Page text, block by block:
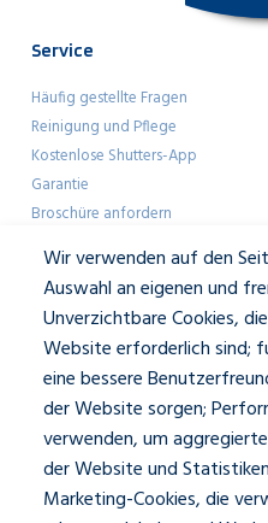
Service
Häufig gestellte Fragen
Reinigung und Pflege
Kostenlose Shutters-App
Garantie
Broschüre anfordern
Showroom-Besuch
Architekten
Presse und Mediakit
Über JASNO
Unser Team
Kontakt und Öffnungszeiten
Wir verwenden auf den
Auswahl an eigenen und
Unverzichtbare Cookies,
Website erforderlich sind;
eine bessere
der Website sorgen;
verwenden, um
der Website und
Marketing-Cookies, die